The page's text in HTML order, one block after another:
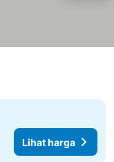
Lihat harga